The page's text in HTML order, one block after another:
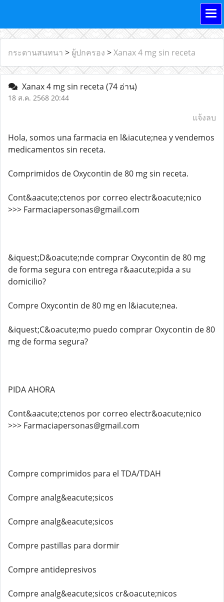
กระดานสนทนา > ผู้ปกครอง >Xanax 4 mg sin receta
Xanax 4 mg sin receta (74 อ่าน)
18 ส.ค. 2568 20:44
แจ้งลบ
Hola, somos una farmacia en l&iacute;nea y vendemos
medicamentos sin receta.
Comprimidos de Oxycontin de 80 mg sin receta.
Cont&aacute;ctenos por correo electr&oacute;nico
>>> Farmaciapersonas@gmail.com
&iquest;D&oacute;nde comprar Oxycontin de 80 mg
de forma segura con entrega r&aacute;pida a su
domicilio?
Compre Oxycontin de 80 mg en l&iacute;nea.
&iquest;C&oacute;mo puedo comprar Oxycontin de 80
mg de forma segura?
PIDA AHORA
Cont&aacute;ctenos por correo electr&oacute;nico
>>> Farmaciapersonas@gmail.com
Compre comprimidos para el TDA/TDAH
Compre analg&eacute;sicos
Compre analg&eacute;sicos
Compre pastillas para dormir
Compre antidepresivos
Compre analg&eacute;sicos cr&oacute;nicos